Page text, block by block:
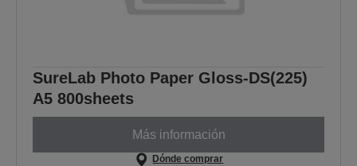
SureLab Photo Paper Gloss-DS(225)
A5 800sheets
Más información
Dónde comprar